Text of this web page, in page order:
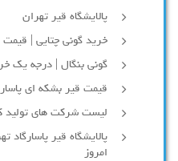
پالایشگاه قیر تهران
خرید گونی چتایی | قیمت امروز 22
گونی بنگال | درجه یک
قیمت قیر بشکه ای
لیست شرکت های تولید
امروز